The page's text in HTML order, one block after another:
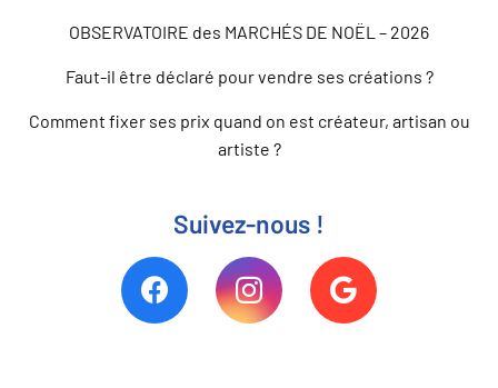
OBSERVATOIRE des MARCHÉS DE NOËL – 2026
Faut-il être déclaré pour vendre ses créations ?
Comment fixer ses prix quand on est créateur, artisan ou
artiste ?
Suivez-nous !